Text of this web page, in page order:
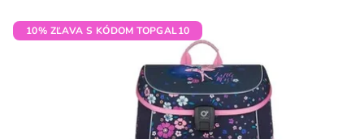
10% ZĽAVA S KÓDOM TOPGAL10